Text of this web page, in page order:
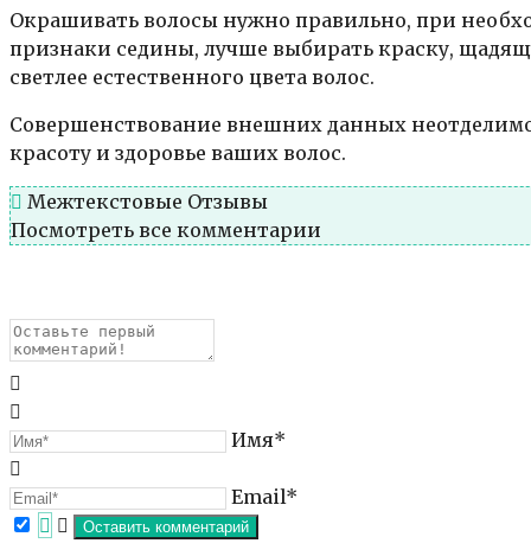
Окрашивать волосы нужно правильно, при
признаки седины, лучше выбирать краску,
светлее естественного цвета волос.
Совершенствование внешних данных
красоту и здоровье ваших волос.
Межтекстовые Отзывы
Посмотреть все комментарии
Имя*
Email*